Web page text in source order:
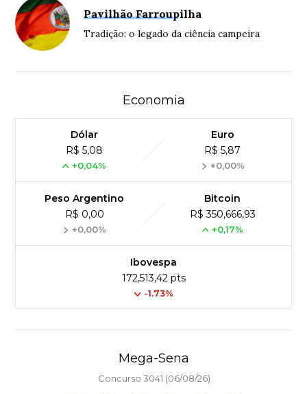
Pavilhão Farroupilha
Tradição: o legado da ciência campeira
Economia
Dólar
R$ 5,08
+0,04%
Euro
R$ 5,87
+0,00%
Peso Argentino
R$ 0,00
+0,00%
Bitcoin
R$ 350,666,93
+0,17%
Ibovespa
172,513,42 pts
-1.73%
Mega-Sena
Concurso 3041 (06/08/26)